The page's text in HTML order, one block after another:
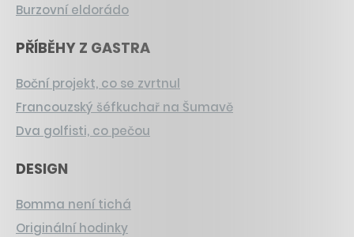
Burzovní eldorádo
PŘÍBĚHY Z GASTRA
Boční projekt, co se zvrtnul
Francouzský šéfkuchař na Šumavě
Dva golfisti, co pečou
DESIGN
Bomma není tichá
Originální hodinky